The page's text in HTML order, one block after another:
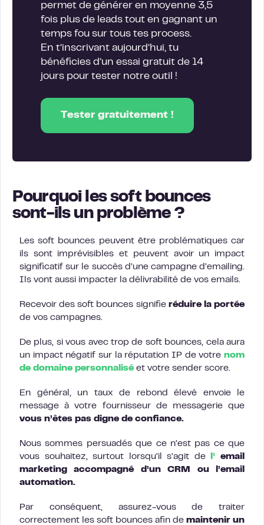
permet de générer en moyenne 3,5
fois plus de leads tout en gagnant un
temps fou sur tous tes process.
En t’inscrivant aujourd’hui, tu
bénéficies d’un essai gratuit de 14
jours pour tester notre outil !
Tester gratuitement !
Pourquoi les soft bounces
sont-ils un problème ?
Les soft bounces peuvent être problématiques car
ils sont imprévisibles et peuvent avoir un impact
significatif sur le succès d’une campagne d’emailing.
Ils vont aussi impacter la délivrabilité de vos emails.
Recevoir des soft bounces signifie réduire la portée
de vos campagnes.
De plus, si vous avec trop de soft bounces, cela aura
un impact négatif sur la réputation IP de votre nom
de domaine personnalisé et votre sender score.
En général, un taux de rebond élevé envoie le
message à votre fournisseur de messagerie que
vous n’êtes pas digne de confiance.
Nous sommes persuadés que ce n’est pas ce que
vous souhaitez, surtout lorsqu’il s’agit de
l’email
marketing accompagné d’un CRM ou l’email
automation.
Par conséquent, assurez-vous de traiter
correctement les soft bounces afin de maintenir un